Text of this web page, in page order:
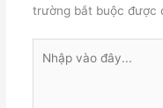
trường bắt buộc được
vào